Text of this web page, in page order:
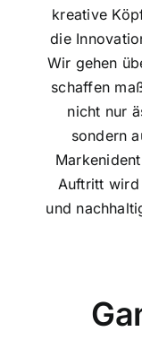
kreative
die
Wir gehen
schaffen
nicht nur
sondern
Auftritt wird
und